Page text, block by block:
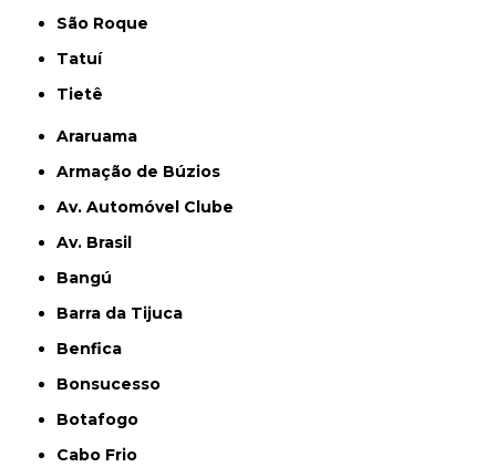
São Roque
Tatuí
Tietê
Araruama
Armação de Búzios
Av. Automóvel Clube
Av. Brasil
Bangú
Barra da Tijuca
Benfica
Bonsucesso
Botafogo
Cabo Frio